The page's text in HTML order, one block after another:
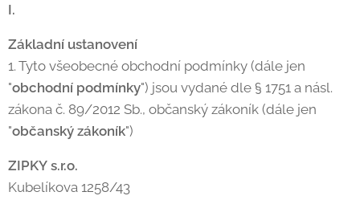
I.
Základní ustanovení
1. Tyto všeobecné obchodní podmínky (dále jen
"obchodní podmínky") jsou vydané dle § 1751 a násl.
zákona č. 89/2012 Sb., občanský zákoník (dále jen
"občanský zákoník")
ZIPKY s.r.o.
Kubelíkova 1258/43